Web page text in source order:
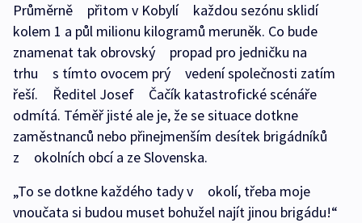
Průměrně přitom v Kobylí každou sezónu sklidí
kolem 1 a půl milionu kilogramů meruněk. Co bude
znamenat tak obrovský propad pro jedničku na
trhu s tímto ovocem prý vedení společnosti zatím
řeší. Ředitel Josef Čačík katastrofické scénáře
odmítá. Téměř jisté ale je, že se situace dotkne
zaměstnanců nebo přinejmenším desítek brigádníků
z okolních obcí a ze Slovenska.
„To se dotkne každého tady v okolí, třeba moje
vnoučata si budou muset bohužel najít jinou brigádu!“